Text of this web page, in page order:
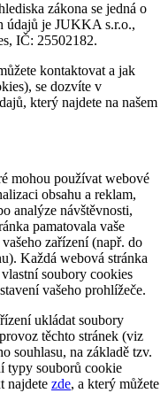
zákona se jedná o
údajů je JUKKA s.r.o.,
IČ: 25502182.
kontaktovat a jak
se dozvíte v
který najdete na našem
mohou používat webové
obsahu a reklam,
analýze návštěvnosti,
pamatovala vaše
zařízení (např. do
Každá webová stránka
soubory cookies
vašeho prohlížeče.
ukládat soubory
těchto stránek (viz
souhlasu, na základě tzv.
typy souborů cookie
najdete zde, a který můžete